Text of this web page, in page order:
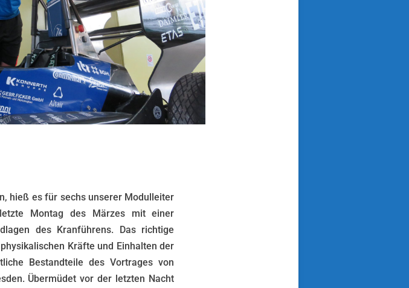
hieß es für sechs unserer Modulleiter
Montag des Märzes mit einer
des Kranführens. Das richtige
Kräfte und Einhalten der
Bestandteile des Vortrages von
Übermüdet vor der letzten Nacht